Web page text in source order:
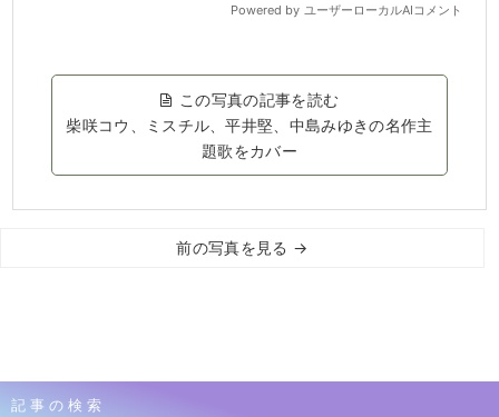
この写真の記事を読む
柴咲コウ、ミスチル、平井堅、中島みゆきの名作主
題歌をカバー
前の写真を見る →
記事の検索